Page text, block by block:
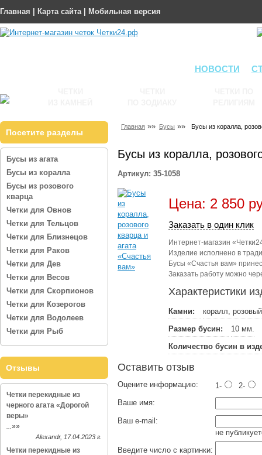
Главная Карта сайта| Мобильная версия
НОВОСТИ
Посетите разделы
Бусы из агата
Бусы из коралла
Бусы из розового
кварца
Четки для Овнов
Четки для Тельцов
Четки для Близнецов
Четки для Раков
Четки для Дев
Четки для Весов
Четки для Скорпионов
Четки для Козерогов
Четки для Водолеев
Четки для Рыб
Отзывы
Четки перекидные из
черного агата «Дорогой
веры»
»»
Alexandr, 17.04.2023 г.
Четки перекидные из
Главная »» Бусы »» Бусы из коралла,
Бусы из коралла,
Артикул: 35-1058
Цена: 2 850
Заказать в один клик
Интернет-магазин
Изделие исполнено в
Бусы «Счастья вам»
Заказать работу можно
Характеристики
Камни:
коралл,
Размер бусин:
10 мм.
Количество бусин в
Оставить отзыв
Оцените информацию: 1- 2-
Ваше имя:
Ваш e-mail:
не
Введите число с картинки: